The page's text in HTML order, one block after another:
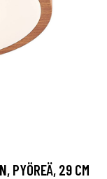
PYÖREÄ, 29 CM